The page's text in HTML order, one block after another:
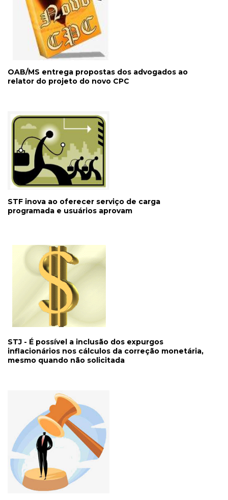
OAB/MS entrega propostas dos advogados ao
relator do projeto do novo CPC
STF inova ao oferecer serviço de carga
programada e usuários aprovam
STJ - É possível a inclusão dos expurgos
inflacionários nos cálculos da correção monetária,
mesmo quando não solicitada